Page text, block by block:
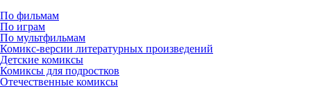
По фильмам
По играм
По мультфильмам
Комикс-версии литературных произведений
Детские комиксы
Комиксы для подростков
Отечественные комиксы